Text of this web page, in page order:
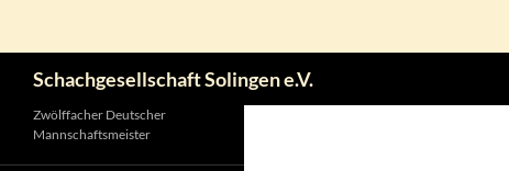
Schachgesellschaft Solingen e.V.
Zwölffacher Deutscher
Mannschaftsmeister